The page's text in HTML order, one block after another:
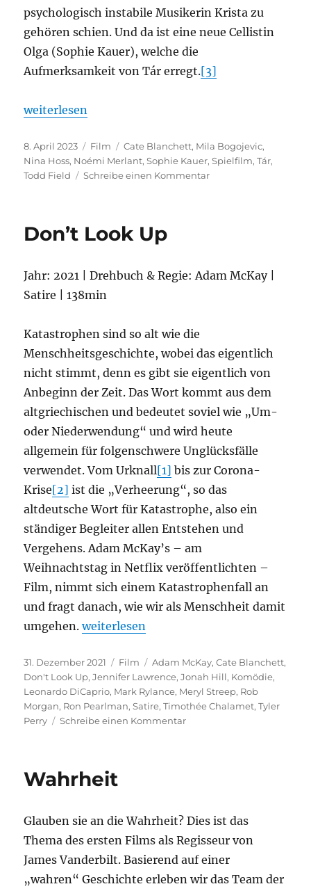
psychologisch instabile Musikerin Krista zu
gehören schien. Und da ist eine neue Cellistin
Olga (Sophie Kauer), welche die
Aufmerksamkeit von Tár erregt.[3]
„Tár“
weiterlesen
Veröffentlicht
am
8. April 2023 Kategorien
Film Schlagwörter
Cate Blanchett, Mila Bogojevic,
Nina Hoss, Noémi Merlant,Sophie Kauer,Spielfilm,Tár,
Todd Field
Schreibe einen Kommentarzu
Don’t Look Up
Jahr: 2021 | Drehbuch & Regie: Adam McKay |
Satire | 138min
Katastrophen sind so alt wie die
Menschheitsgeschichte, wobei das eigentlich
nicht stimmt, denn es gibt sie eigentlich von
Anbeginn der Zeit. Das Wort kommt aus dem
altgriechischen und bedeutet soviel wie „Um-
oder Niederwendung“ und wird heute
allgemein für folgenschwere Unglücksfälle
verwendet. Vom Urknall[1] bis zur Corona-
Krise[2] ist die „Verheerung“, so das
altdeutsche Wort für Katastrophe, also ein
ständiger Begleiter allen Entstehen und
Vergehens. Adam McKay’s – am
Weihnachtstag in Netflix veröffentlichten –
Film, nimmt sich einem Katastrophenfall an
und fragt danach, wie wir als Menschheit damit
umgehen.„Don’t Look Up“
weiterlesen
Veröffentlicht
am
31. Dezember 2021 Kategorien
Film Schlagwörter
Adam McKay,Cate Blanchett,
Don't Look Up,Jennifer Lawrence,Jonah Hill, Komödie,
Leonardo DiCaprio, Mark Rylance, Meryl Streep, Rob
Morgan, Ron Pearlman,Satire,Timothée Chalamet,Tyler
Perry
Schreibe einen Kommentarzu
Wahrheit
Glauben sie an die Wahrheit? Dies ist das
Thema des ersten Films als Regisseur von
James Vanderbilt. Basierend auf einer
„wahren“ Geschichte erleben wir das Team der